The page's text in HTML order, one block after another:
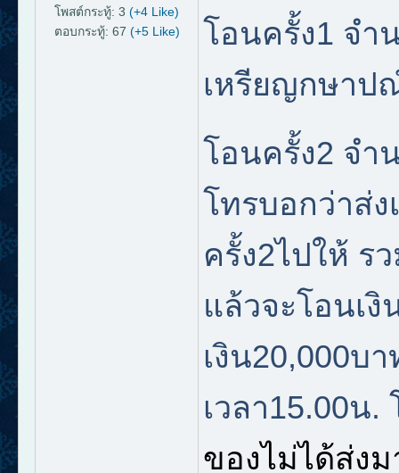
โพสต์กระทู้: 3(+4 Like)
ตอบกระทู้: 67 (+5 Like)
โอนครั้ง1 จำ
เหรียญกษาป
โอนครั้ง2 จำ
โทรบอกว่าส่
ครั้ง2ไปให้ ร
แล้วจะโอนเ
เงิน20,000บ
เวลา15.00น
ของไม่ได้ส่ง